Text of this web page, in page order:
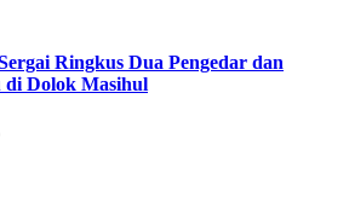
Ringkus Dua Pengedar dan
di Dolok Masihul